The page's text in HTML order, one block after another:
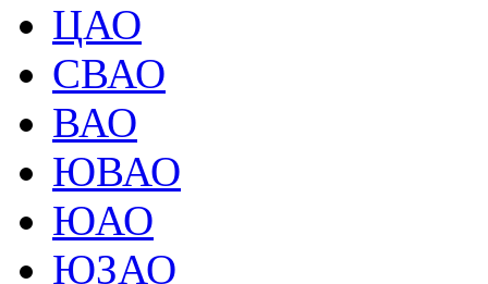
ЦАО
СВАО
ВАО
ЮВАО
ЮАО
ЮЗАО